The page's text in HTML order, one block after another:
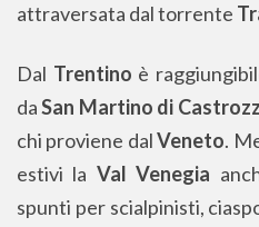
attraversata dal torrente
Dal Trentino è
daSan Martino di
chi proviene dalVeneto.
estivi la Val Venegia
spunti per scialpinisti,